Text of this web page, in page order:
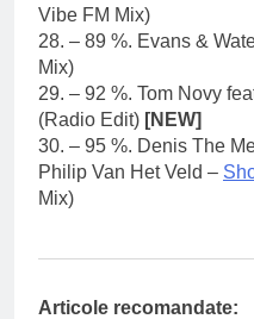
Vibe FM Mix)
28. – 89 %. Evans &
Mix)
29. – 92 %. Tom Novy
(Radio Edit) [NEW]
30. – 95 %. Denis The
Philip Van Het Veld –
Mix)
Articole recomandate: